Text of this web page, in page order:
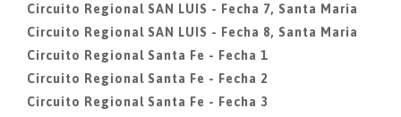
Circuito Regional SAN LUIS - Fecha 7, Santa Maria
Circuito Regional SAN LUIS - Fecha 8, Santa Maria
Circuito Regional Santa Fe - Fecha 1
Circuito Regional Santa Fe - Fecha 2
Circuito Regional Santa Fe - Fecha 3